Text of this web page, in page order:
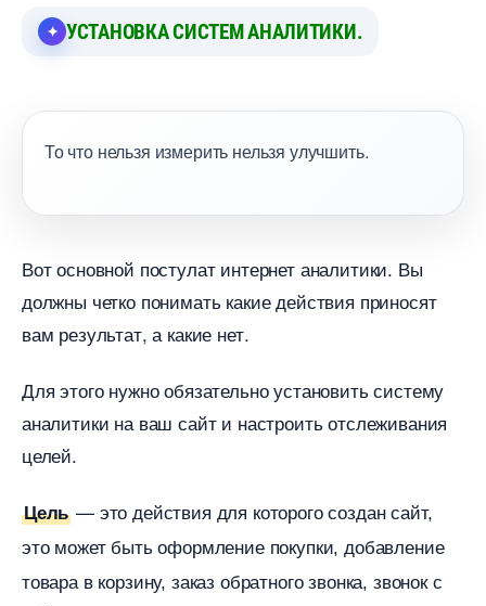
УСТАНОВКА СИСТЕМ АНАЛИТИКИ.
То что нельзя измерить нельзя улучшить.
от основной постулат интернет аналитики. Вы
должны четко понимать какие действия приносят
ам результат, а какие нет.
Для этого нужно обязательно установить систему
аналитики на ваш сайт и настроить отслеживания
целей.
Цель — это действия для которого создан сайт,
это может быть оформление покупки, добавление
товара в корзину, заказ обратного звонка, звонок с